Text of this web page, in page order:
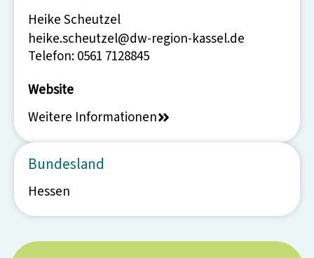
Heike Scheutzel
heike.scheutzel@dw-region-kassel.de
Telefon: 0561 7128845
Website
Weitere Informationen
Bundesland
Hessen